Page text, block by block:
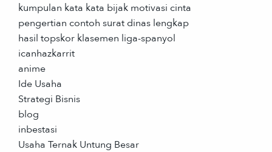
kumpulan kata kata bijak motivasi cinta
pengertian contoh surat dinas lengkap
hasil topskor klasemen liga-spanyol
icanhazkarrit
anime
Ide Usaha
Strategi Bisnis
blog
inbestasi
Usaha Ternak Untung Besar